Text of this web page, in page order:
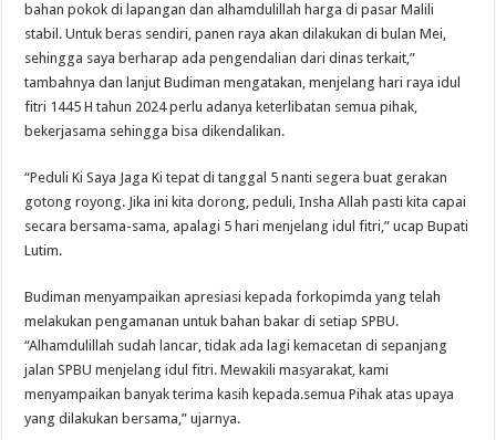
bahan pokok di lapangan dan alhamdulillah harga di pasar Malili
stabil. Untuk beras sendiri, panen raya akan dilakukan di bulan Mei,
sehingga saya berharap ada pengendalian dari dinas terkait,”
tambahnya dan lanjut Budiman mengatakan, menjelang hari raya idul
fitri 1445 H tahun 2024 perlu adanya keterlibatan semua pihak,
bekerjasama sehingga bisa dikendalikan.
“Peduli Ki Saya Jaga Ki tepat di tanggal 5 nanti segera buat gerakan
gotong royong. Jika ini kita dorong, peduli, Insha Allah pasti kita capai
secara bersama-sama, apalagi 5 hari menjelang idul fitri,” ucap Bupati
Lutim.
Budiman menyampaikan apresiasi kepada forkopimda yang telah
melakukan pengamanan untuk bahan bakar di setiap SPBU.
“Alhamdulillah sudah lancar, tidak ada lagi kemacetan di sepanjang
jalan SPBU menjelang idul fitri. Mewakili masyarakat, kami
menyampaikan banyak terima kasih kepada.semua Pihak atas upaya
yang dilakukan bersama,” ujarnya.